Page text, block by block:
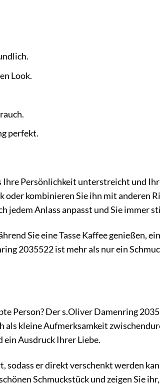
Look.
perfekt.
Persönlichkeit unterstreicht und
kombinieren Sie ihn mit anderen
jedem Anlass anpasst und Sie immer
Sie eine Tasse Kaffee genießen,
2035522 ist mehr als nur ein
Person? Der s.Oliver Damenring
kleine Aufmerksamkeit
ein Ausdruck Ihrer Liebe.
er direkt verschenkt werden
Schmuckstück und zeigen Sie